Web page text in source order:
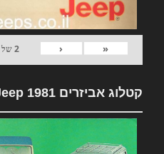
«
‹
2של
קטלוג אביזרים 1981 Jeep